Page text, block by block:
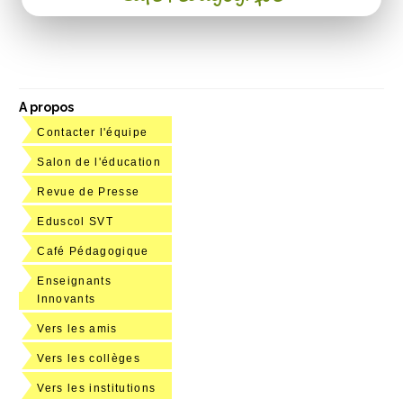
A propos
Contacter l'équipe
Salon de l'éducation
Revue de Presse
Eduscol SVT
Café Pédagogique
Enseignants
Innovants
Vers les amis
Vers les collèges
Vers les institutions